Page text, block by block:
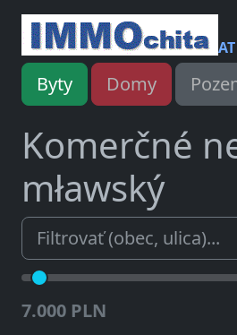
AT
Byty Domy
Komerčné
mławský
7.000 PLN